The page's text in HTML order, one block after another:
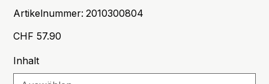
Artikelnummer: Artikelnummer:
2010300804
2010300804
Preis
CHF 57.90
Inhalt